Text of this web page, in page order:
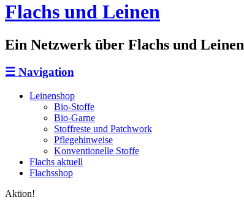
Flachs und Leinen
Ein Netzwerk über Flachs und Leinen
☰ Navigation
Leinenshop
Bio-Stoffe
Bio-Garne
Stoffreste und Patchwork
Pflegehinweise
Konventionelle Stoffe
Flachs aktuell
Flachsshop
Aktion!